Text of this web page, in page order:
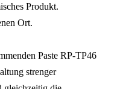
Produkt.
Ort.
Paste RP-TP46
strenger